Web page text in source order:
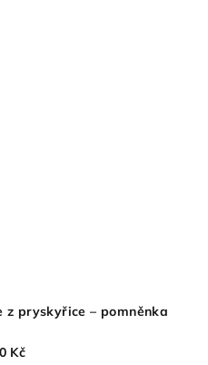
z pryskyřice – pomněnka
Kč